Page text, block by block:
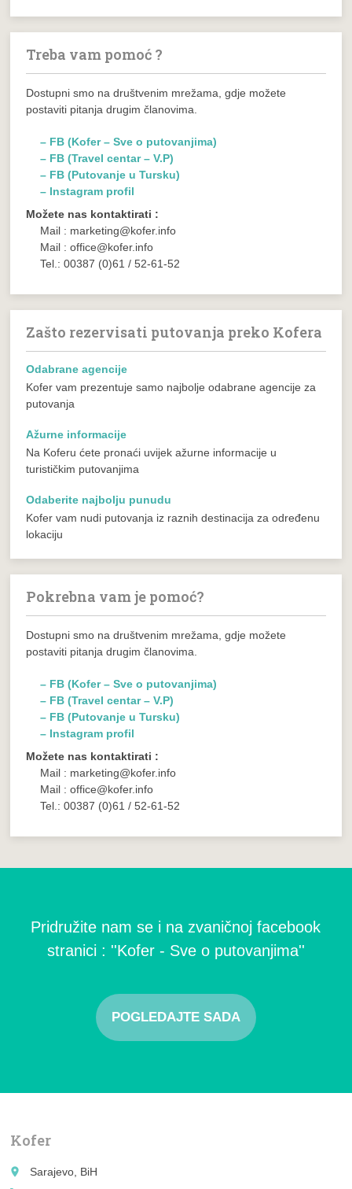
Treba vam pomoć ?
Dostupni smo na društvenim mrežama, gdje možete
postaviti pitanja drugim članovima.
– FB (Kofer – Sve o putovanjima)
– FB (Travel centar – V.P)
– FB (Putovanje u Tursku)
– Instagram profil
Možete nas kontaktirati :
Mail : marketing@kofer.info
Mail : office@kofer.info
Tel.: 00387 (0)61 / 52-61-52
Zašto rezervisati putovanja preko Kofera
Odabrane agencije
Kofer vam prezentuje samo najbolje odabrane agencije za
putovanja
Ažurne informacije
Na Koferu ćete pronaći uvijek ažurne informacije u
turističkim putovanjima
Odaberite najbolju punudu
Kofer vam nudi putovanja iz raznih destinacija za određenu
lokaciju
Pokrebna vam je pomoć?
Dostupni smo na društvenim mrežama, gdje možete
postaviti pitanja drugim članovima.
– FB (Kofer – Sve o putovanjima)
– FB (Travel centar – V.P)
– FB (Putovanje u Tursku)
– Instagram profil
Možete nas kontaktirati :
Mail : marketing@kofer.info
Mail : office@kofer.info
Tel.: 00387 (0)61 / 52-61-52
Pridružite nam se i na zvaničnoj facebook
stranici : ''Kofer - Sve o putovanjima''
POGLEDAJTE SADA
Kofer
place
Sarajevo, BiH